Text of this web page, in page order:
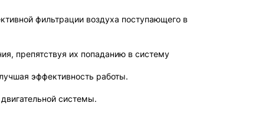
фильтрации воздуха поступающего в
препятствуя их попаданию в систему
эффективность работы.
системы.